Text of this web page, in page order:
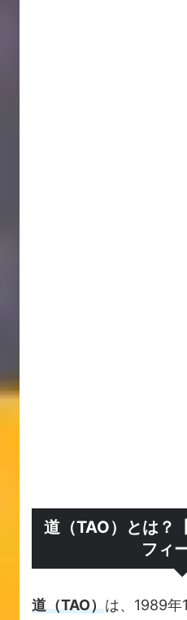
道（TAO）とは？
フィ
道（TAO）は、1989年